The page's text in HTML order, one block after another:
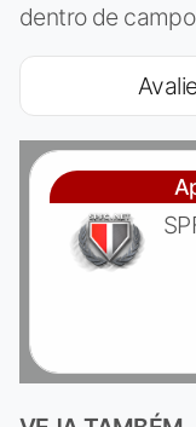
dentro de